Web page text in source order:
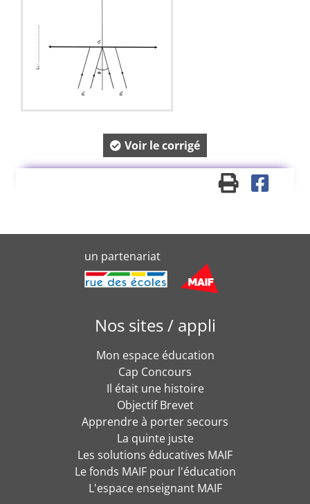
Voir le corrigé
un partenariat
Nos sites / appli
Mon espace éducation
Cap Concours
Il était une histoire
Objectif Brevet
Apprendre à porter secours
La quinte juste
Les solutions éducatives MAIF
Le fonds MAIF pour l'éducation
L'espace enseignant MAIF